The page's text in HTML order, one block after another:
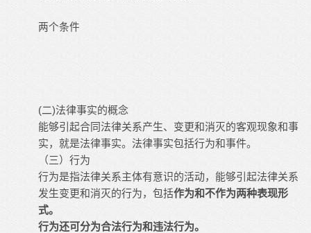
两个条件
(二)法律事实的概念
能够引起合同法律关系产生、变更和消灭的客观现象和事
实，就是法律事实。法律事实包括行为和事件。
（三）行为
行为是指法律关系主体有意识的活动，能够引起法律关系
发生变更和消灭的行为，包括作为和不作为两种表现形
式。
行为还可分为合法行为和违法行为。